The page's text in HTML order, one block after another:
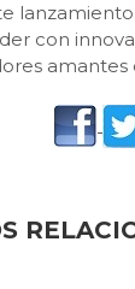
con
amantes